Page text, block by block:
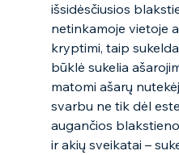
išsidėsčiusios
netinkamoje vietoje
kryptimi, taip
būklė sukelia
matomi ašarų
svarbu ne tik dėl
augančios
ir akių sveikatai –